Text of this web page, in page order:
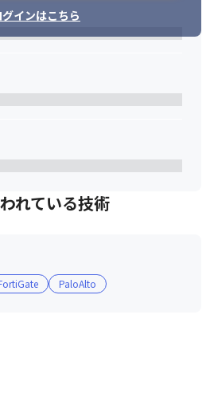
自身も成長したい" という方にとって
ミング”です。
グインはこちら
れている技術
PaloAlto